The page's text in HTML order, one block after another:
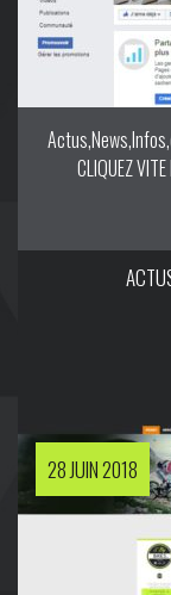
CLIQUEZ
28 JUIN 2018